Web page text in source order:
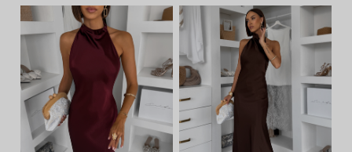
n
i
e
p
r
o
V
ý
p
i
s
p